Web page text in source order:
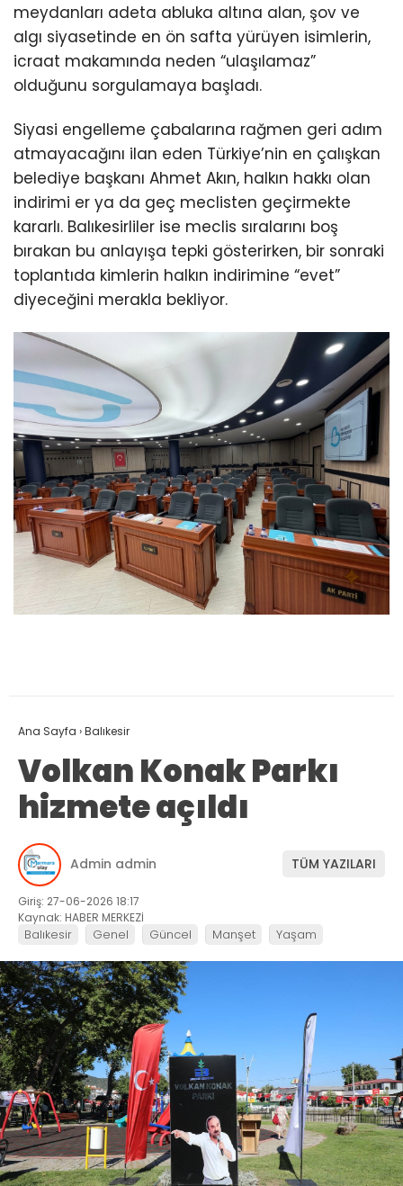
meydanları adeta abluka altına alan, şov ve
algı siyasetinde en ön safta yürüyen isimlerin,
icraat makamında neden “ulaşılamaz”
olduğunu sorgulamaya başladı.
Siyasi engelleme çabalarına rağmen geri adım
atmayacağını ilan eden Türkiye’nin en çalışkan
belediye başkanı Ahmet Akın, halkın hakkı olan
indirimi er ya da geç meclisten geçirmekte
kararlı. Balıkesirliler ise meclis sıralarını boş
bırakan bu anlayışa tepki gösterirken, bir sonraki
toplantıda kimlerin halkın indirimine “evet”
diyeceğini merakla bekliyor.
Ana Sayfa ›Balıkesir
Volkan Konak Parkı
hizmete açıldı
Admin admin TÜM YAZILARI
Giriş: 27-06-2026 18:17
Kaynak: HABER MERKEZİ
Balıkesir Genel Güncel Manşet Yaşam